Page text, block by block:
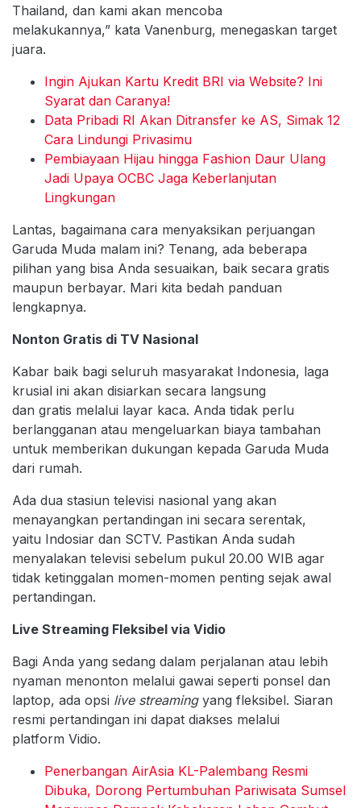
Thailand, dan kami akan mencoba
melakukannya,” kata Vanenburg, menegaskan target
juara.
Ingin Ajukan Kartu Kredit BRI via Website? Ini
Syarat dan Caranya!
Data Pribadi RI Akan Ditransfer ke AS, Simak 12
Cara Lindungi Privasimu
Pembiayaan Hijau hingga Fashion Daur Ulang
Jadi Upaya OCBC Jaga Keberlanjutan
Lingkungan
Lantas, bagaimana cara menyaksikan perjuangan
Garuda Muda malam ini? Tenang, ada beberapa
pilihan yang bisa Anda sesuaikan, baik secara gratis
maupun berbayar. Mari kita bedah panduan
lengkapnya.
Nonton Gratis di TV Nasional
Kabar baik bagi seluruh masyarakat Indonesia, laga
krusial ini akan disiarkan secara langsung
dan gratis melalui layar kaca. Anda tidak perlu
berlangganan atau mengeluarkan biaya tambahan
untuk memberikan dukungan kepada Garuda Muda
dari rumah.
Ada dua stasiun televisi nasional yang akan
menayangkan pertandingan ini secara serentak,
yaitu Indosiar dan SCTV. Pastikan Anda sudah
menyalakan televisi sebelum pukul 20.00 WIB agar
tidak ketinggalan momen-momen penting sejak awal
pertandingan.
Live Streaming Fleksibel via Vidio
Bagi Anda yang sedang dalam perjalanan atau lebih
nyaman menonton melalui gawai seperti ponsel dan
laptop, ada opsi live streamingyang fleksibel. Siaran
resmi pertandingan ini dapat diakses melalui
platform Vidio.
Penerbangan AirAsia KL-Palembang Resmi
Dibuka, Dorong Pertumbuhan Pariwisata Sumsel